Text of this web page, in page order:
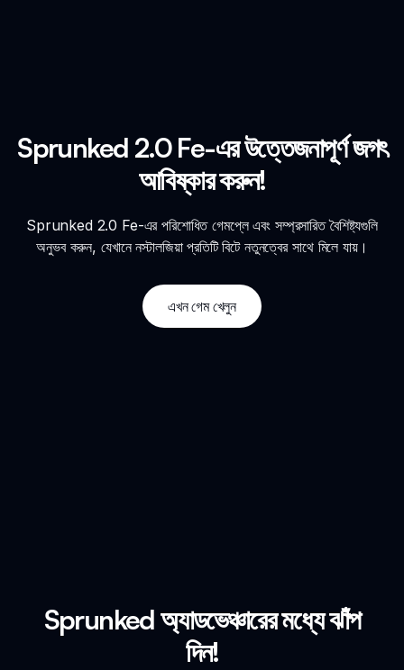
Sprunked 2.0 Fe-এর উত্তেজনাপূর্ণ জগৎ
আবিষ্কার করুন!
Sprunked 2.0 Fe-এর পরিশোধিত গেমপ্লে এবং সম্প্রসারিত বৈশিষ্ট্যগুলি
অনুভব করুন, যেখানে নস্টালজিয়া প্রতিটি বিটে নতুনত্বের সাথে মিলে যায়।
এখন গেম খেলুন
Sprunked অ্যাডভেঞ্চারের মধ্যে ঝাঁপ
দিন!